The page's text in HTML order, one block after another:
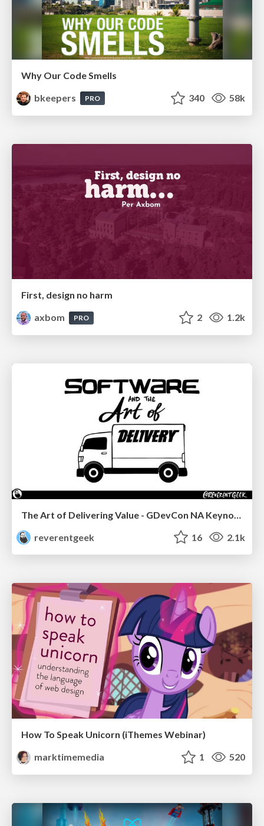
Why Our Code Smells
bkeepers
PRO 340 58k
First, design no harm
axbom
PRO 2 1.2k
reverentgeek
16 2.1k
How To Speak Unicorn (iThemes Webinar)
marktimemedia
1 520